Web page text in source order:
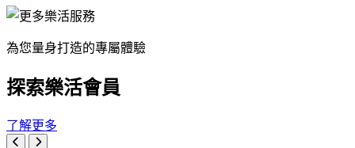
為您量身打造的專屬體驗
探索樂活會員
了解更多